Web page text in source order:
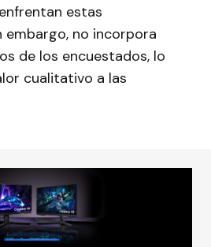
estas
embargo, no incorpora
de los encuestados, lo
cualitativo a las